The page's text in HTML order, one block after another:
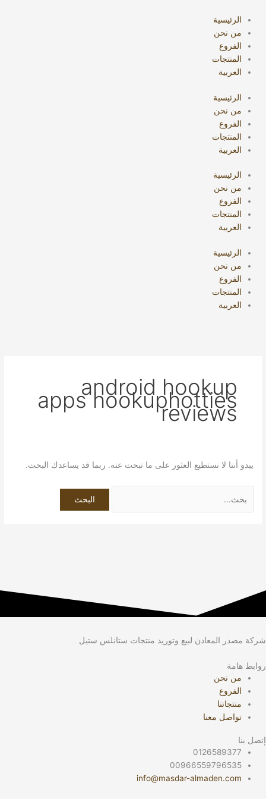
المحتوى
الرئيسية
من نحن
الفروع
المنتجات
العربية
الرئيسية
من نحن
الفروع
المنتجات
العربية
الرئيسية
من نحن
الفروع
المنتجات
العربية
الرئيسية
من نحن
الفروع
المنتجات
العربية
android hookup
apps hookuphotties
reviews
يبدو أننا لا نستطيع العثور على ما تبحث عنه. ربما قد يساعدك البحث.
عن:
شركة مصدر المعادن لبيع وتوريد منتجات ستانلس ستيل
روابط هامة
من نحن
الفروع
منتجاتنا
تواصل معنا
إتصل بنا
0126589377
00966559796535
info@masdar-almaden.com